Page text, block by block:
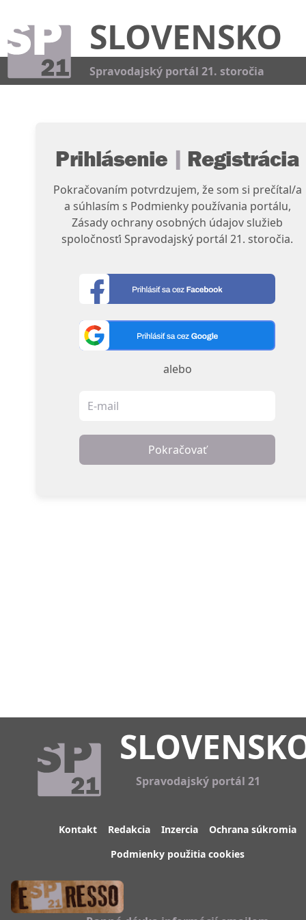
SLOVENSKO
Spravodajský portál 21. storočia
Prihlásenie | Registrácia
Pokračovaním potvrdzujem, že som si prečítal/a
a súhlasím s Podmienky používania portálu,
Zásady ochrany osobných údajov služieb
spoločnosťi Spravodajský portál 21. storočia.
alebo
Pokračovať
Spravodajský portál 21
Kontakt Redakcia Inzercia
Ochrana súkromia
Podmienky použitia cookies